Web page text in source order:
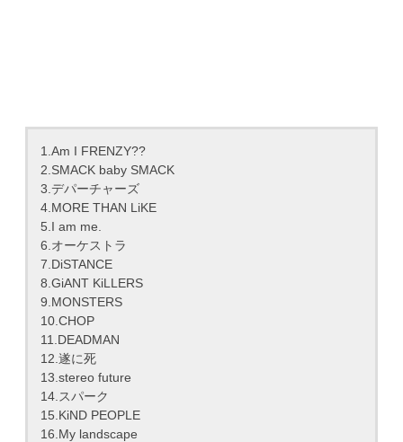
1.Am I FRENZY??
2.SMACK baby SMACK
3.デパーチャーズ
4.MORE THAN LiKE
5.I am me.
6.オーケストラ
7.DiSTANCE
8.GiANT KiLLERS
9.MONSTERS
10.CHOP
11.DEADMAN
12.遂に死
13.stereo future
14.スパーク
15.KiND PEOPLE
16.My landscape